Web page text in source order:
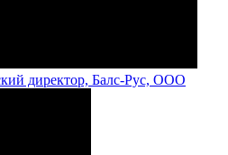
директор, Балс-Рус, ООО